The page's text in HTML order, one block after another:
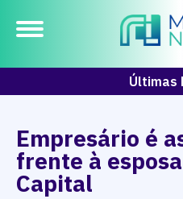
Últimas
Empresário é
frente à
Capital